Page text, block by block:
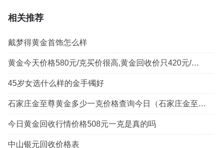
相关推荐
戴梦得黄金首饰怎么样
黄金今天价格580元/克买价很高,黄金回收价只420元/克为什么这么低
45岁女选什么样的金手镯好
石家庄金至尊黄金多少一克价格查询今日（石家庄金至尊珠宝店铺）
今日黄金回收行情价格508元一克是真的吗
中山银元回收价格表